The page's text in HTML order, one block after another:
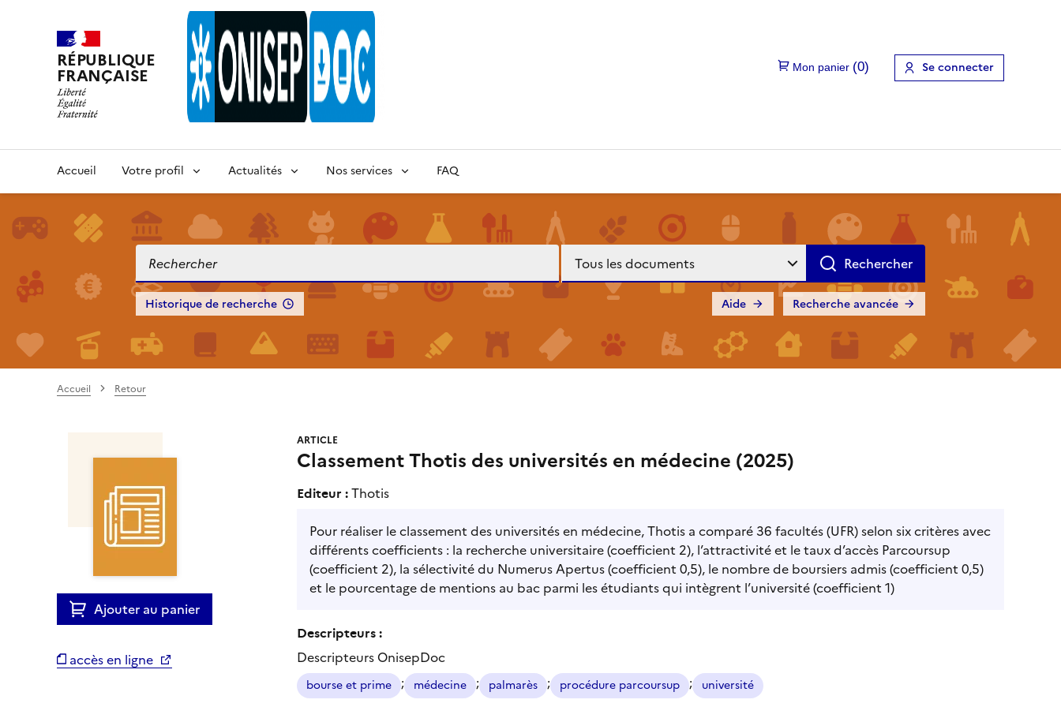
RÉPUBLIQUE
FRANÇAISE Se connecter
Accueil Votre profil Actualités Nos services FAQ
Historique de recherche Recherche avancée
Aide
Accueil Retour
Ajouter au panier
accès en ligne
ARTICLE
Classement Thotis des universités en médecine (2025)
Editeur :Thotis
Pour réaliser le classement des universités en médecine, Thotis a comparé 36 facultés (UFR) selon six critères avec
différents coefficients : la recherche universitaire (coefficient 2), l’attractivité et le taux d’accès Parcoursup
(coefficient 2), la sélectivité du Numerus Apertus (coefficient 0,5), le nombre de boursiers admis (coefficient 0,5)
et le pourcentage de mentions au bac parmi les étudiants qui intègrent l’université (coefficient 1)
Descripteurs :
Descripteurs OnisepDoc
bourse et prime ; médecine ; palmarès ; procédure parcoursup ; université